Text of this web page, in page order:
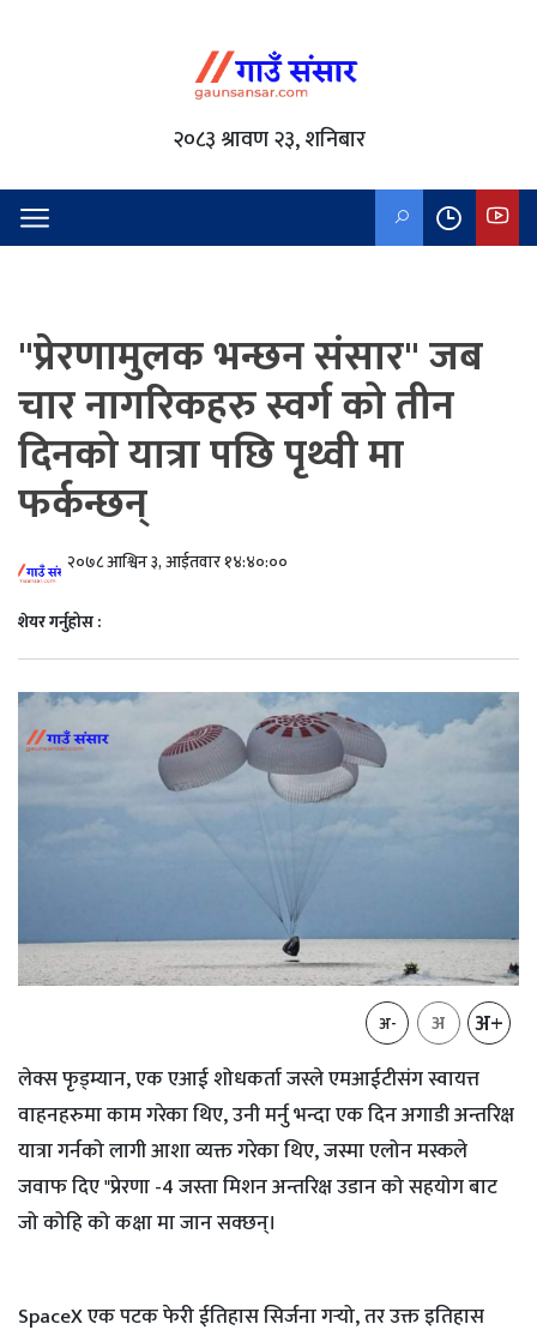
२०८३ श्रावण २३, शनिबार
"प्रेरणामुलक भन्छन संसार" जब
चार नागरिकहरु स्वर्ग को तीन
दिनको यात्रा पछि पृथ्वी मा
फर्कन्छन्
२०७८ आश्विन ३, आईतवार १४:४०:००
शेयर गर्नुहोस :
अ- अ अ+
लेक्स फृड्म्यान, एक एआई शोधकर्ता जस्ले एमआईटीसंग स्वायत्त
वाहनहरुमा काम गरेका थिए, उनी मर्नु भन्दा एक दिन अगाडी अन्तरिक्ष
यात्रा गर्नको लागी आशा व्यक्त गरेका थिए, जस्मा एलोन मस्कले
जवाफ दिए "प्रेरणा -4 जस्ता मिशन अन्तरिक्ष उडान को सहयोग बाट
जो कोहि को कक्षा मा जान सक्छन्।
SpaceX एक पटक फेरी ईतिहास सिर्जना गर्‍यो, तर उक्त इतिहास